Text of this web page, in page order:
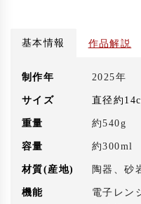
基本情報 作品解説
制作年 2025年
サイズ 直径約
重量 約540g
容量 約300ml
材質(産地) 陶器、砂
機能
電子レン